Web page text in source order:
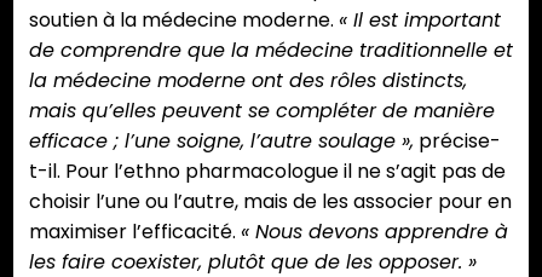
soutien à la médecine moderne. « Il est important
de comprendre que la médecine traditionnelle et
la médecine moderne ont des rôles distincts,
mais qu’elles peuvent se compléter de manière
efficace ; l’une soigne, l’autre soulage », précise-
t-il. Pour l’ethno pharmacologue il ne s’agit pas de
choisir l’une ou l’autre, mais de les associer pour en
maximiser l’efficacité. « Nous devons apprendre à
les faire coexister, plutôt que de les opposer. »